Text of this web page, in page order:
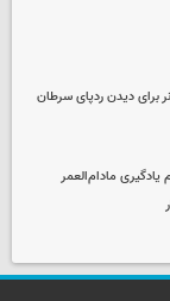
برای دیدن ردپای سرطان